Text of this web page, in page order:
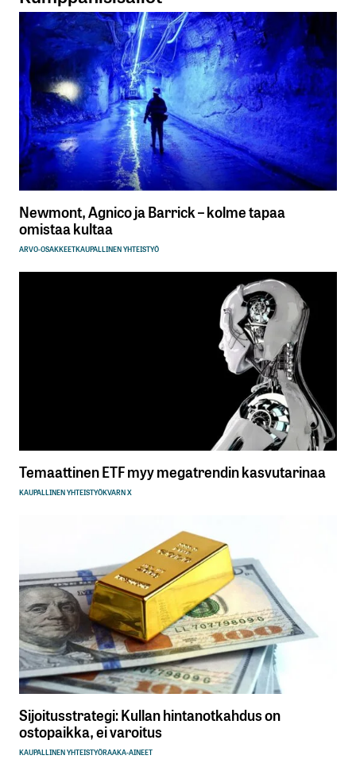
Newmont, Agnico ja Barrick – kolme tapaa
omistaa kultaa
ARVO-OSAKKEETKAUPALLINEN YHTEISTYÖ
Temaattinen ETF myy megatrendin kasvutarinaa
KAUPALLINEN YHTEISTYÖKVARN X
Sijoitusstrategi: Kullan hintanotkahdus on
ostopaikka, ei varoitus
KAUPALLINEN YHTEISTYÖRAAKA-AINEET